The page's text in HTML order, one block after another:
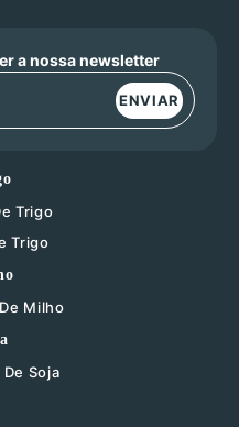
a nossa newsletter
ENVIAR
Trigo
Trigo
Milho
Soja